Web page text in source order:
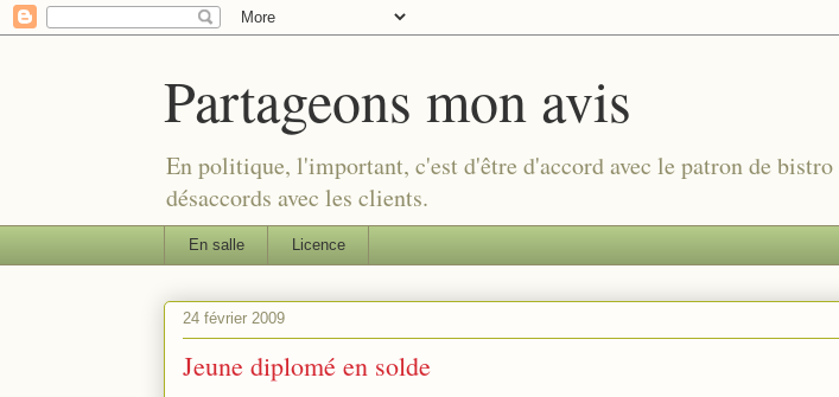
Partageons mon avis
En politique, l'important, c'est d'être d'accord avec le patron de
désaccords avec les clients.
En salle Licence
24 février 2009
Jeune diplomé en solde